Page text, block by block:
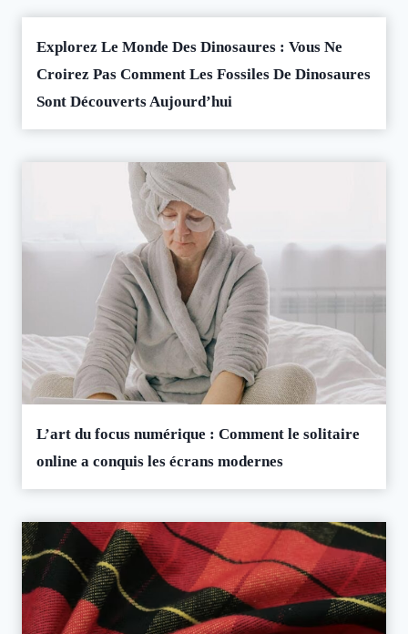
Explorez Le Monde Des Dinosaures : Vous Ne
Croirez Pas Comment Les Fossiles De Dinosaures
Sont Découverts Aujourd’hui
L’art du focus numérique : Comment le solitaire
online a conquis les écrans modernes